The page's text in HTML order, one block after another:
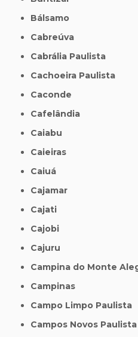
Bálsamo
Cabreúva
Cabrália Paulista
Cachoeira Paulista
Caconde
Cafelândia
Caiabu
Caieiras
Caiuá
Cajamar
Cajati
Cajobi
Cajuru
Campina do Monte
Campinas
Campo Limpo Paulista
Campos Novos Paulista